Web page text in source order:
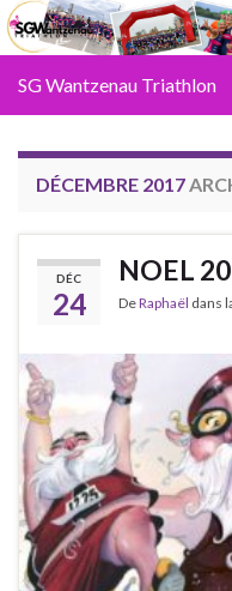
SG Wantzenau Triathlon
DÉCEMBRE 2017
DÉC
24
NOEL
DeRaphaël dans